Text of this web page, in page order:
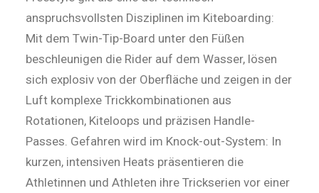
anspruchsvollsten Disziplinen im Kiteboarding:
Mit dem Twin-Tip-Board unter den Füßen
beschleunigen die Rider auf dem Wasser, lösen
sich explosiv von der Oberfläche und zeigen in der
Luft komplexe Trickkombinationen aus
Rotationen, Kiteloops und präzisen Handle-
Passes. Gefahren wird im Knock-out-System: In
kurzen, intensiven Heats präsentieren die
Athletinnen und Athleten ihre Trickserien vor einer